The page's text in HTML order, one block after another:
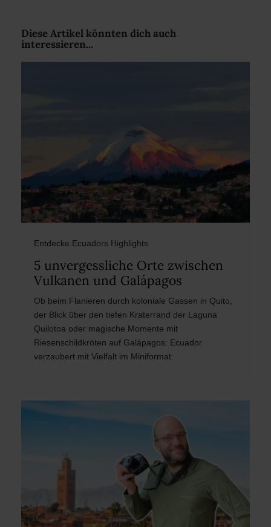
Diese Artikel könnten dich auch
interessieren...
Entdecke Ecuadors Highlights
5 unvergessliche Orte zwischen
Vulkanen und Galápagos
Ob beim Flanieren durch koloniale Gassen in Quito,
der Blick über den tiefen Kraterrand der Laguna
Quilotoa oder magische Momente mit
Riesenschildkröten auf Galápagos: Ecuador
verzaubert mit Vielfalt im Miniformat.